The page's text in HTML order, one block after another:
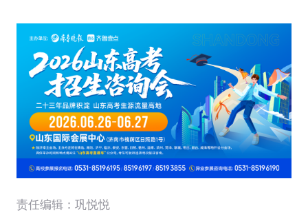
责任编辑：巩悦悦